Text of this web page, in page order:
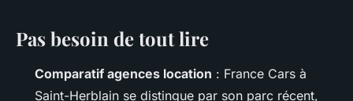
Guide pratique pour bien
choisir une agence de location
d'utilitaires à Nantes
Pas besoin de tout lire
Comparatif agences location : France Cars à
Saint-Herblain se distingue par son parc récent,